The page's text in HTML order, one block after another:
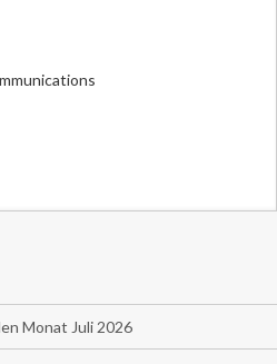
Monat Juli 2026